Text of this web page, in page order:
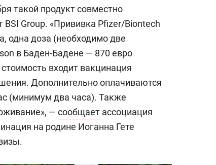
такой продукт совместно
Group. «Прививка Pfizer/Biontech
одна доза (необходимо две
в Баден-Бадене — 870 евро
входит вакцинация
Дополнительно оплачиваются
(минимум два часа). Также
— сообщает ассоциация
на родине Иоганна Гете